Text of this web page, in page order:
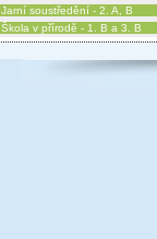
Jarní soustředění - 2. A, B
Škola v přírodě - 1. B a 3. B